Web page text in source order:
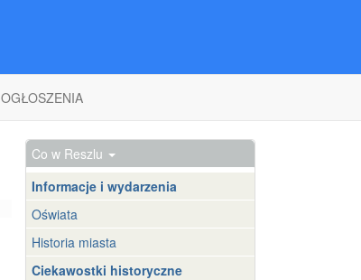
OGŁOSZENIA
Co w Reszlu
Informacje i wydarzenia
Oświata
Historia miasta
Ciekawostki historyczne